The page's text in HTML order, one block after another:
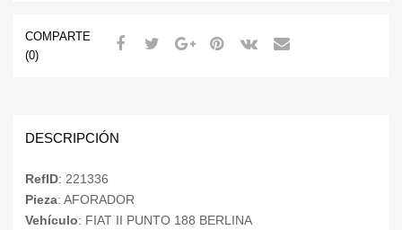
COMPARTE
(0)
DESCRIPCIÓN
RefID: 221336
Pieza: AFORADOR
Vehículo: FIAT II PUNTO 188 BERLINA